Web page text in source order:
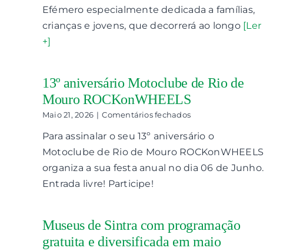
Forno
–
Efémero especialmente dedicada a famílias,
crianças e jovens, que decorrerá ao longo [Ler
+]
13º aniversário Motoclube de Rio de
Mouro ROCKonWHEELS
Maio 21, 2026 | Comentários fechadosem
aniversário
Motoclube
Rio
Para assinalar o seu 13º aniversário o
Motoclube de Rio de Mouro ROCKonWHEELS
organiza a sua festa anual no dia 06 de Junho.
Entrada livre! Participe!
Museus de Sintra com programação
gratuita e diversificada em maio